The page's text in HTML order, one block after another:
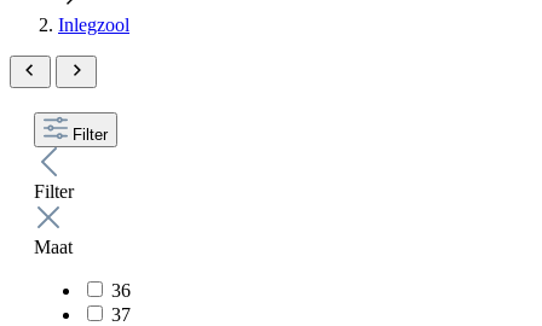
Inlegzool
Filter
Filter
Maat
36
37